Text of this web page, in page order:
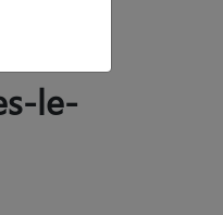
le-